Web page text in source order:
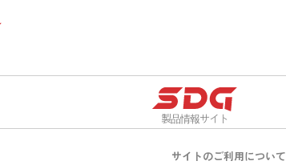
製品情報サイト
サイトのご利用について